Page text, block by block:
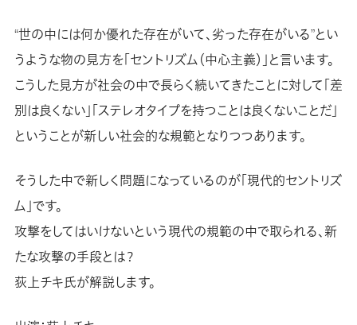
“世の中には何か優れた存在がいて、劣った存在がいる”とい
うような物の見方を「セントリズム（中心主義）」と言います。
こうした見方が社会の中で長らく続いてきたことに対して「差
別は良くない」「ステレオタイプを持つことは良くないことだ」
ということが新しい社会的な規範となりつつあります。
そうした中で新しく問題になっているのが「現代的セントリズ
ム」です。
攻撃をしてはいけないという現代の規範の中で取られる、新
たな攻撃の手段とは？
荻上チキ氏が解説します。